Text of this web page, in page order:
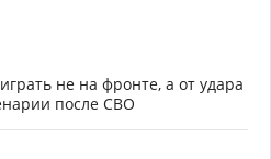
не на фронте, а от удара
после СВО